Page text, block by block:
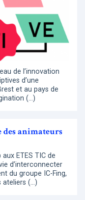
de l’innovation
d’une
et au pays de
(…)
animateurs
ETES TIC de
d’interconnecter
du groupe IC-Fing,
ateliers (…)